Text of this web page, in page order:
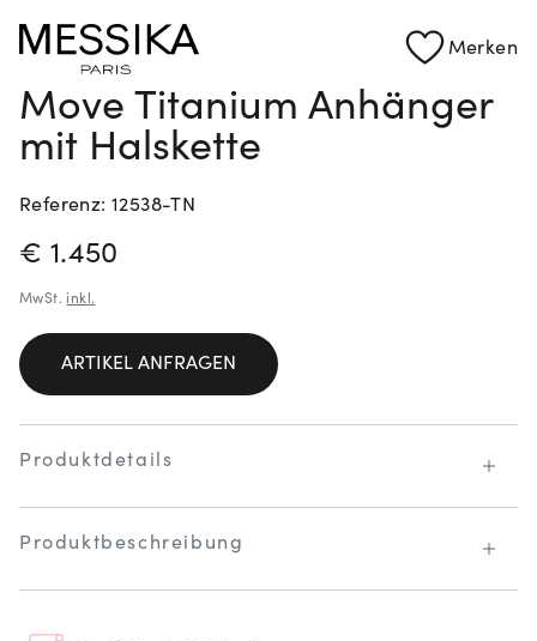
Merken
Move Titanium Anhänger
mit Halskette
Referenz: 12538-TN
PREISINFORMATIONEN
€ 1.450
MwSt. inkl.
ARTIKEL ANFRAGEN
Produktdetails
Produktbeschreibung